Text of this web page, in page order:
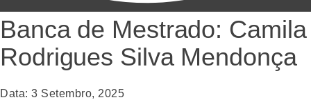
Banca de Mestrado: Camila
Rodrigues Silva Mendonça
Data: 3 Setembro, 2025